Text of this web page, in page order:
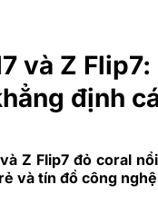
và Z
định
Z Flip7 đỏ coral
và tín đồ công